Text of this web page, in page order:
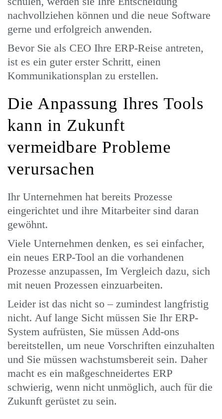
nachvollziehen können und die neue Software
gerne und erfolgreich anwenden.
Bevor Sie als CEO Ihre ERP-Reise antreten,
ist es ein guter erster Schritt, einen
Kommunikationsplan zu erstellen.
Die Anpassung Ihres Tools
kann in Zukunft
vermeidbare Probleme
verursachen
Ihr Unternehmen hat bereits Prozesse
eingerichtet und ihre Mitarbeiter sind daran
gewöhnt.
Viele Unternehmen denken, es sei einfacher,
ein neues ERP-Tool an die vorhandenen
Prozesse anzupassen, Im Vergleich dazu, sich
mit neuen Prozessen einzuarbeiten.
Leider ist das nicht so – zumindest langfristig
nicht. Auf lange Sicht müssen Sie Ihr ERP-
System aufrüsten, Sie müssen Add-ons
bereitstellen, um neue Vorschriften einzuhalten
und Sie müssen wachstumsbereit sein. Daher
macht es ein maßgeschneidertes ERP
schwierig, wenn nicht unmöglich, auch für die
Zukunft gerüstet zu sein.